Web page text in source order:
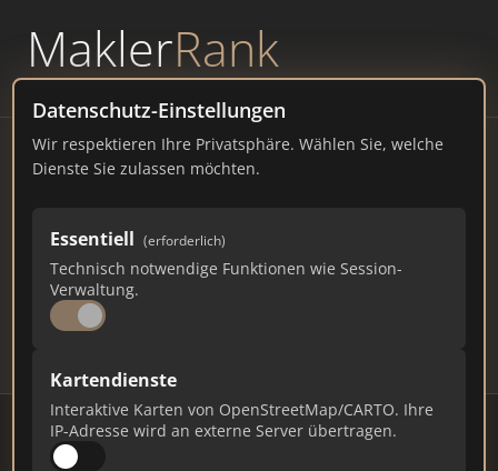
MaklerRank
powered byWAVEPOINT
Datenschutz-Einstellungen
Wir respektieren Ihre Privatsphäre. Wählen Sie, welche
Dienste Sie zulassen möchten.
Essentiell (erforderlich)
Technisch notwendige Funktionen wie Session-
Verwaltung.
Kartendienste
Interaktive Karten von OpenStreetMap/CARTO. Ihre
IP-Adresse wird an externe Server übertragen.
Immobilienmakler Solingen
– Ranking Juli 2026
NORDRHEIN-WESTFALEN164.205 EINWOHNER
70 412